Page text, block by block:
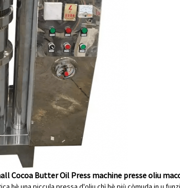
Cocoa Butter Oil Press machine presse oliu